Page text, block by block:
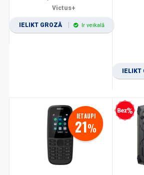
Victus+
IELIKT GROZĀ Ir veikalā
IETAUPI
21%
Bezprocentu